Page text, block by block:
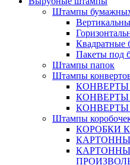
Штампы бумажных
Квадратные
Пакеты под
Штампы папок
Штампы
Штампы
КОРОБКИ